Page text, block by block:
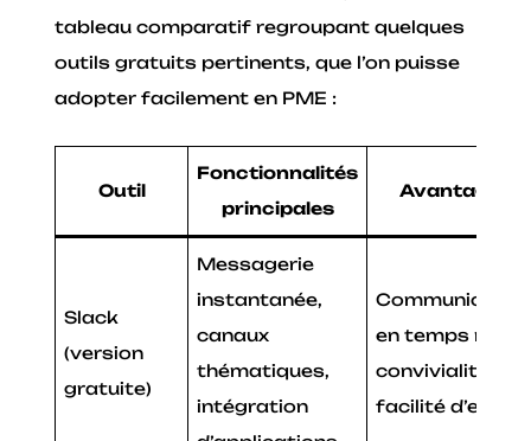
tableau comparatif regroupant quelques
outils gratuits pertinents, que l’on puisse
adopter facilement en PME :
Outil
Fonctionnalités
principales
Avantages
Slack
(version
gratuite)
Messagerie
instantanée,
canaux
thématiques,
intégration
en temps réel,
convivialité,
facilité